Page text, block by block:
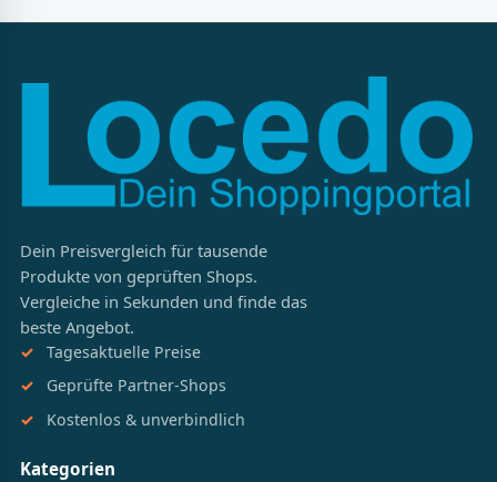
Dein Preisvergleich für tausende
Produkte von geprüften Shops.
Vergleiche in Sekunden und finde das
beste Angebot.
Tagesaktuelle Preise
Geprüfte Partner-Shops
Kostenlos & unverbindlich
Kategorien